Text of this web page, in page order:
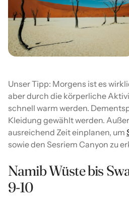
Unser Tipp: Morgens ist es
aber durch die körperliche
schnell warm werden.
Kleidung gewählt werden.
ausreichend Zeit einplanen, um
sowie den Sesriem Canyon zu
Namib Wüste bis
9-10